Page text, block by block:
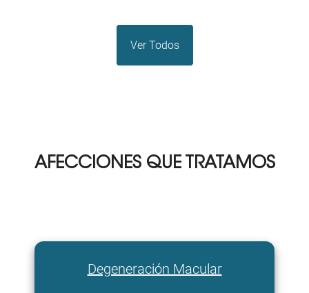
Ver Todos
AFECCIONES QUE TRATAMOS
Degeneración Macular